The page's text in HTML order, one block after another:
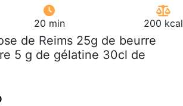
20 min 200 kcal
de Reims 25g de beurre
5 g de gélatine 30cl de